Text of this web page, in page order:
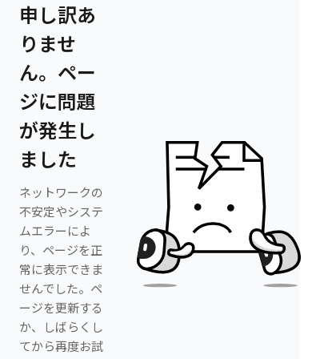
申し訳あ
りませ
ん。ペー
ジに問題
が発生し
ました
ネットワークの
不安定やシステ
ムエラーによ
り、ページを正
常に表示できま
せんでした。ペ
ージを更新する
か、しばらくし
てから再度お試